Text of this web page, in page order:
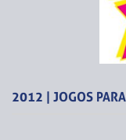
2012 | JOGOS